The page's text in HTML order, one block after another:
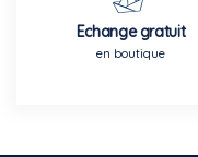
Echange gratuit
en boutique